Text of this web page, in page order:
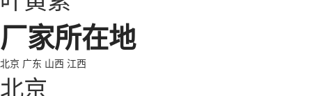
厂家所在地
北京 广东 山西 江西
北京